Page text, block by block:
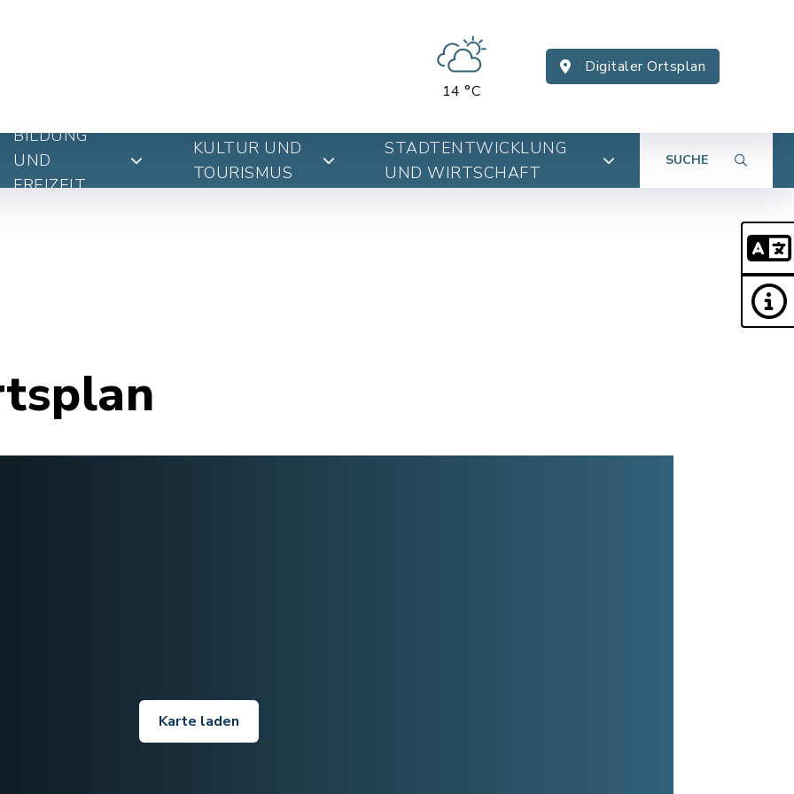
14 °C
Digitaler Ortsplan
BILDUNG
UND
FREIZEIT
KULTUR UND
TOURISMUS
STADTENTWICKLUNG
UND WIRTSCHAFT
SUCHE
Karte laden